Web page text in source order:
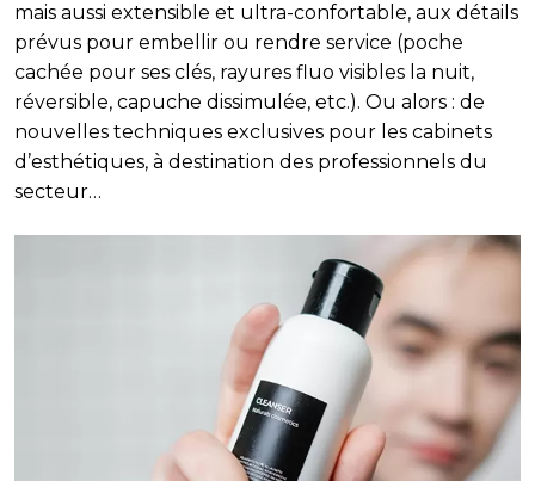
mais aussi extensible et ultra-confortable, aux détails
prévus pour embellir ou rendre service (poche
cachée pour ses clés, rayures fluo visibles la nuit,
réversible, capuche dissimulée, etc.). Ou alors : de
nouvelles techniques exclusives pour les cabinets
d’esthétiques, à destination des professionnels du
secteur…